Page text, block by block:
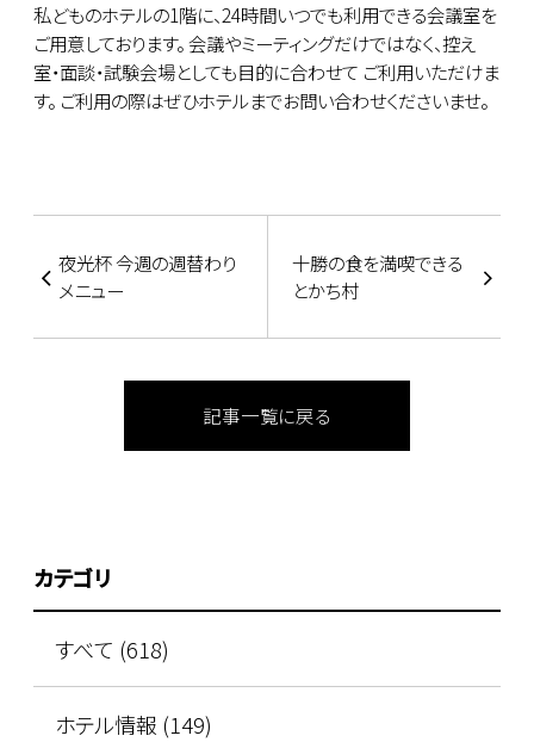
私どものホテルの1階に、24時間いつでも利用できる会議室を
ご用意しております。 会議やミーティングだけではなく、控え
室・面談・試験会場としても目的に合わせて ご利用いただけま
す。 ご利用の際はぜひホテルまでお問い合わせくださいませ。
夜光杯 今週の週替わり
メニュー
十勝の食を満喫できる
とかち村
記事一覧に戻る
カテゴリ
すべて (618)
ホテル情報 (149)